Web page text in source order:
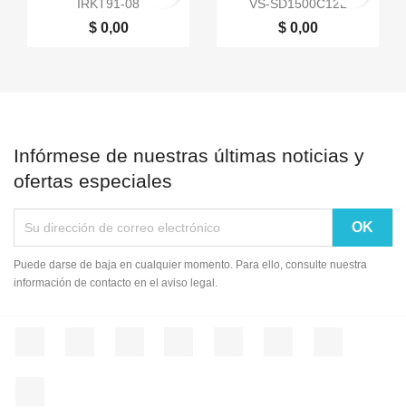
IRKT91-08
$ 0,00
VS-SD1500C12L
$ 0,00
Infórmese de nuestras últimas noticias y
ofertas especiales
Puede darse de baja en cualquier momento. Para ello, consulte nuestra
información de contacto en el aviso legal.